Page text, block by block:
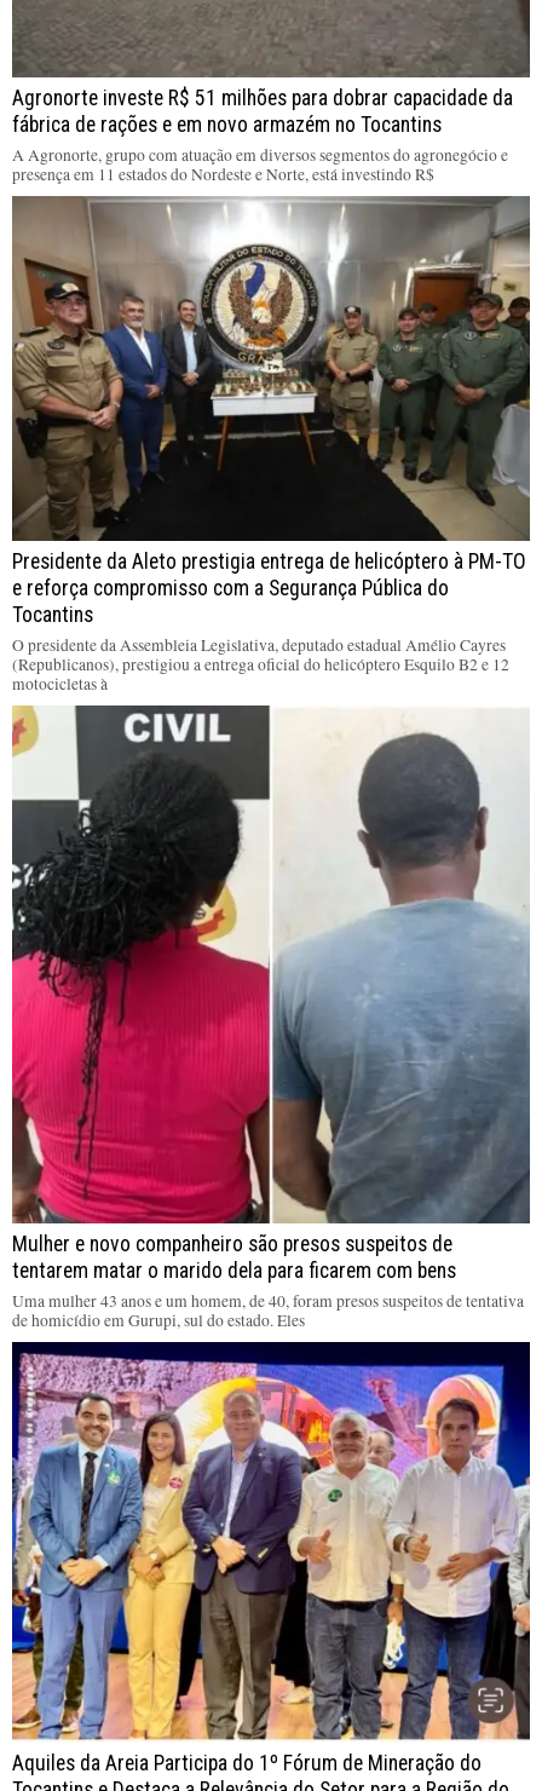
Agronorte investe R$ 51 milhões para dobrar capacidade da
fábrica de rações e em novo armazém no Tocantins
A Agronorte, grupo com atuação em diversos segmentos do agronegócio e
presença em 11 estados do Nordeste e Norte, está investindo R$
Presidente da Aleto prestigia entrega de helicóptero à PM-TO
e reforça compromisso com a Segurança Pública do
Tocantins
O presidente da Assembleia Legislativa, deputado estadual Amélio Cayres
(Republicanos), prestigiou a entrega oficial do helicóptero Esquilo B2 e 12
motocicletas à
Mulher e novo companheiro são presos suspeitos de
tentarem matar o marido dela para ficarem com bens
Uma mulher 43 anos e um homem, de 40, foram presos suspeitos de tentativa
de homicídio em Gurupi, sul do estado. Eles
Aquiles da Areia Participa do 1º Fórum de Mineração do